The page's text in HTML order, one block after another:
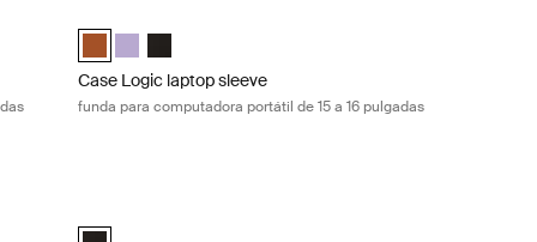
(selected)Case Logic 15-16" Laptop Sleeve Rustic Amber (selected)
Case Logic 15-16" Laptop Sleeve Lilac
Case Logic 15-16" Laptop Sleeve Negro
Case Logic laptop sleeve
funda para computadora portátil de 15 a 16 pulgadas
Amber
Negro (selected)Case Logic 10-11.6" Chromebooks™/Ultrabooks™ Sleeve